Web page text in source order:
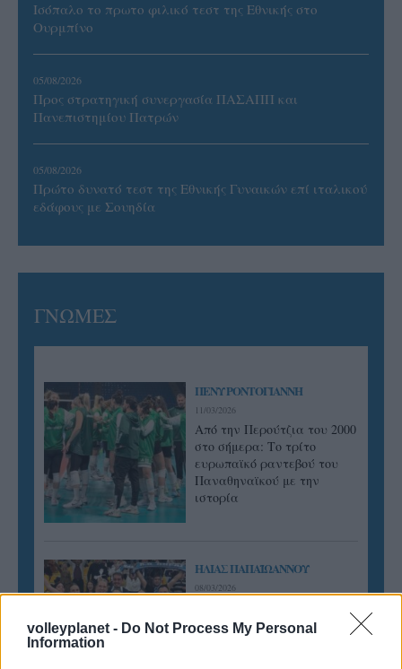
volleyplanet - Do Not Process My Personal
Information
Ισόπαλο το πρωτο φιλικό τεστ της Εθνικής στο
Ουρμπίνο
05/08/2026
Προς στρατηγική συνεργασία ΠΑΣΑΠΠ και
Πανεπιστημίου Πατρών
05/08/2026
Πρώτο δυνατό τεστ της Εθνικής Γυναικών επί ιταλικού
εδάφους με Σουηδία
ΓΝΩΜΕΣ
ΠΕΝΥ ΡΟΝΤΟΓΙΑΝΝΗ
11/03/2026
Από την Περούτζια του 2000
στο σήμερα: Tο τρίτο
ευρωπαϊκό ραντεβού του
Παναθηναϊκού με την
ιστορία
ΗΛΙΑΣ ΠΑΠΑΪΩΑΝΝΟΥ
08/03/2026
οι σημαντικότερες νίκες του
Α.Ο. Θήρας